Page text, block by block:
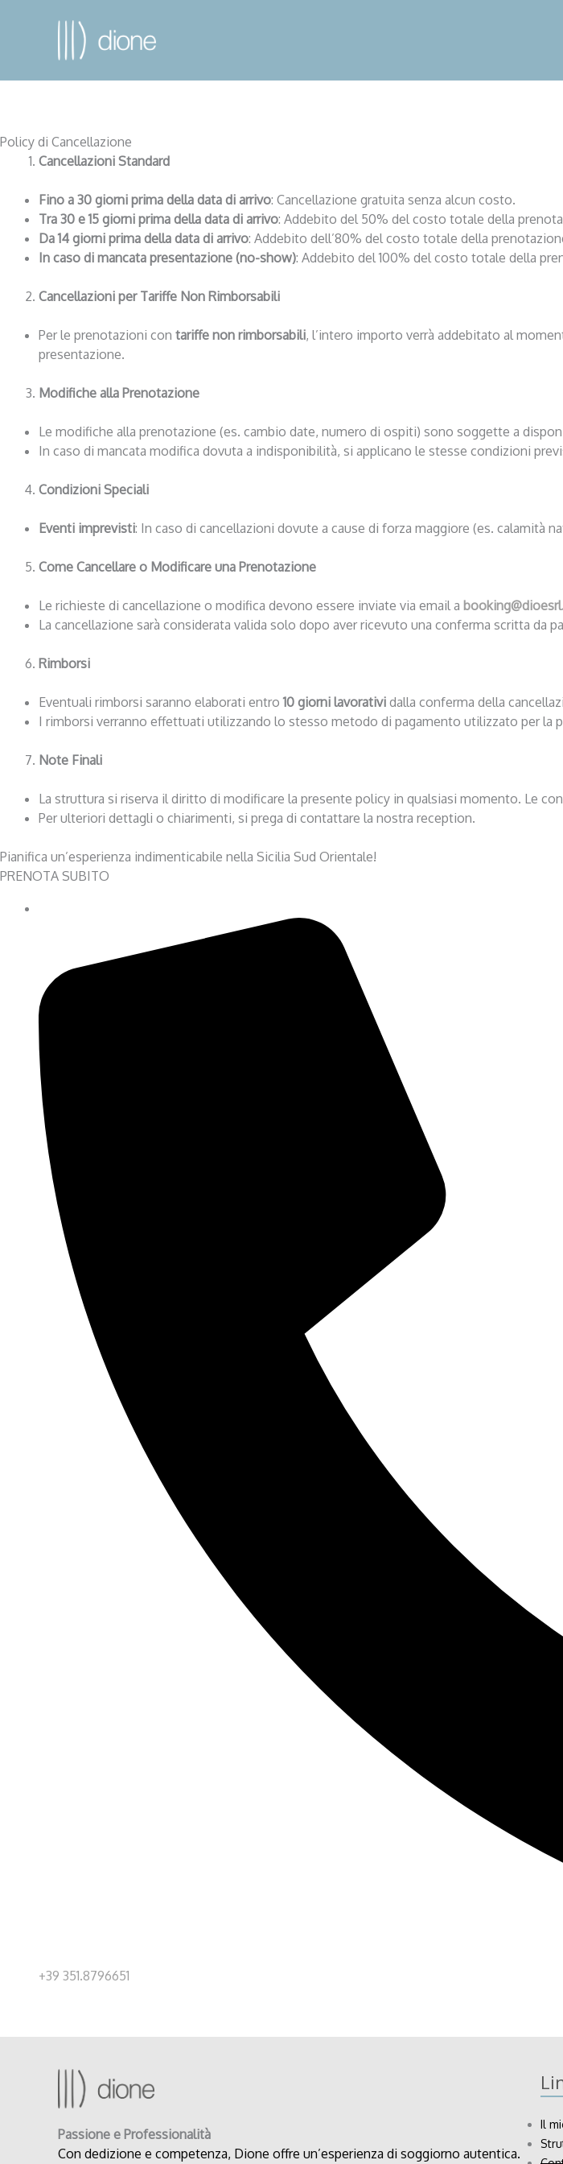
Policy di Cancellazione
Cancellazioni Standard
Fino a 30 giorni prima della data di arrivo: Cancellazione gratuita senza alcun costo.
Tra 30 e 15 giorni prima della data di arrivo: Addebito del 50% del costo totale della
Da 14 giorni prima della data di arrivo: Addebito dell’80% del costo totale della
In caso di mancata presentazione (no-show): Addebito del 100% del costo totale della
Cancellazioni per Tariffe Non Rimborsabili
Per le prenotazioni con tariffe non rimborsabili, l’intero importo verrà addebitato al
presentazione.
Modifiche alla Prenotazione
Le modifiche alla prenotazione (es. cambio date, numero di ospiti) sono soggette a
In caso di mancata modifica dovuta a indisponibilità, si applicano le stesse condizioni
Condizioni Speciali
Eventi imprevisti: In caso di cancellazioni dovute a cause di forza maggiore (es. calamità
Come Cancellare o Modificare una Prenotazione
Le richieste di cancellazione o modifica devono essere inviate via email a
La cancellazione sarà considerata valida solo dopo aver ricevuto una conferma scritta da
Rimborsi
Eventuali rimborsi saranno elaborati entro10 giorni lavorativi dalla conferma della
I rimborsi verranno effettuati utilizzando lo stesso metodo di pagamento utilizzato per la
Note Finali
La struttura si riserva il diritto di modificare la presente policy in qualsiasi momento. Le
Per ulteriori dettagli o chiarimenti, si prega di contattare la nostra reception.
Pianifica un’esperienza indimenticabile nella Sicilia Sud Orientale!
PRENOTA SUBITO
+39 351.8796651
Passione e Professionalità
Con dedizione e competenza, Dione offre un’esperienza di soggiorno autentica.
Il